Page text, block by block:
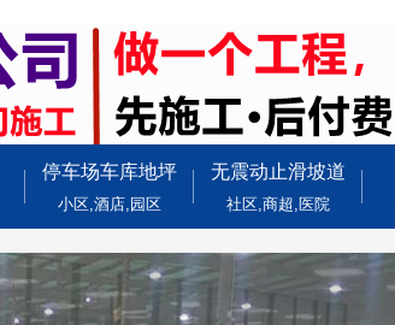
停车场车库地坪
小区,酒店,园区
无震动止滑坡道
社区,商超,医院